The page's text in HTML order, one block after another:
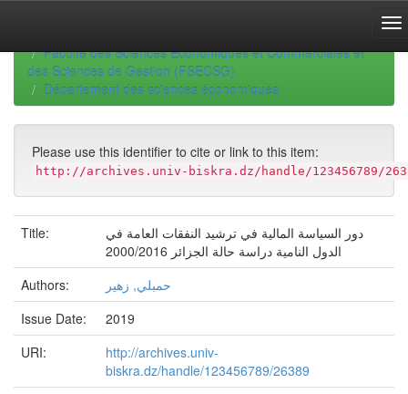
Faculté des Sciences Economiques et Commerciales et
des Sciences de Gestion (FSECSG)
Département des sciences économiques
Please use this identifier to cite or link to this item:
http://archives.univ-biskra.dz/handle/123456789/
Title:
دور السياسة المالية في ترشيد النفقات العامة في
الدول النامية دراسة حالة الجزائر 2000/2016
Authors:
حمبلي, زهير
Issue Date:
2019
URI:
http://archives.univ-
biskra.dz/handle/123456789/26389